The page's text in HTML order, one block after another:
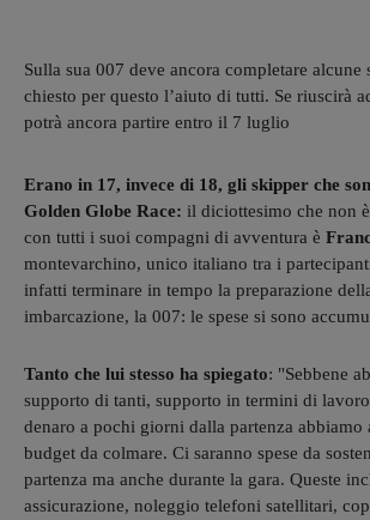
Sulla sua 007 deve ancora completare alcune
chiesto per questo l’aiuto di tutti. Se riuscirà
potrà ancora partire entro il 7 luglio
Erano in 17, invece di 18, gli skipper che
Golden Globe Race: il diciottesimo che non
con tutti i suoi compagni di avventura è
montevarchino, unico italiano tra i
infatti terminare in tempo la preparazione
imbarcazione, la 007: le spese si sono
Tanto che lui stesso ha spiegato: "Sebbene
supporto di tanti, supporto in termini di
denaro a pochi giorni dalla partenza abbiamo
budget da colmare. Ci saranno spese da
partenza ma anche durante la gara. Queste
assicurazione, noleggio telefoni satellitari,